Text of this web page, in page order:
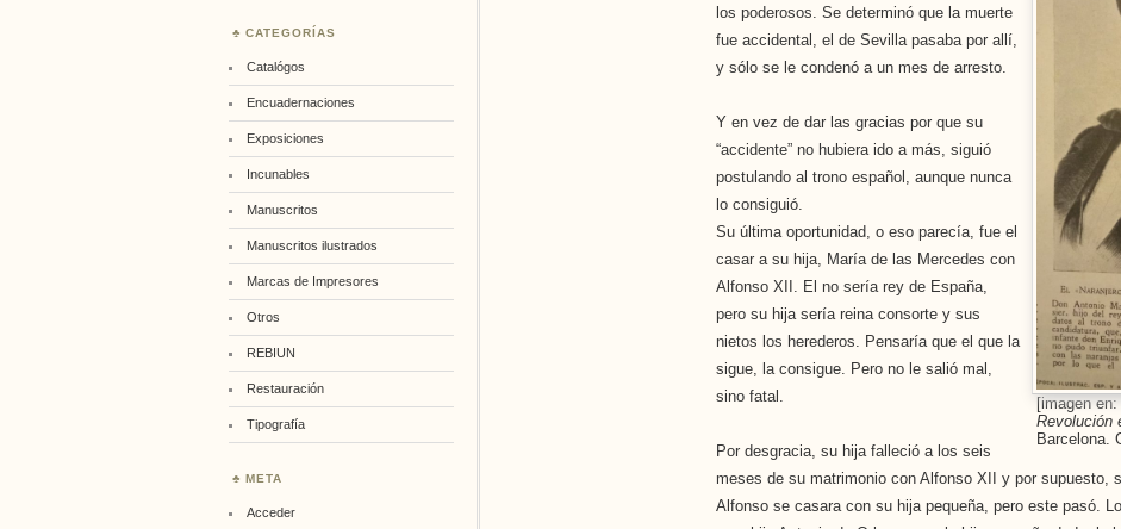
[imagen en:
Revolución
Barcelona.
los poderosos. Se determinó que la muerte
fue accidental, el de Sevilla pasaba por allí,
y sólo se le condenó a un mes de arresto.
Y en vez de dar las gracias por que su
“accidente” no hubiera ido a más, siguió
postulando al trono español, aunque nunca
lo consiguió.
Su última oportunidad, o eso parecía, fue el
casar a su hija, María de las Mercedes con
Alfonso XII. El no sería rey de España,
pero su hija sería reina consorte y sus
nietos los herederos. Pensaría que el que la
sigue, la consigue. Pero no le salió mal,
sino fatal.
Por desgracia, su hija falleció a los seis
meses de su matrimonio con Alfonso XII y por supuesto,
Alfonso se casara con su hija pequeña, pero este pasó.
CATEGORÍAS
Catalógos
Encuadernaciones
Exposiciones
Incunables
Manuscritos
Manuscritos ilustrados
Marcas de Impresores
Otros
REBIUN
Restauración
Tipografía
META
Acceder